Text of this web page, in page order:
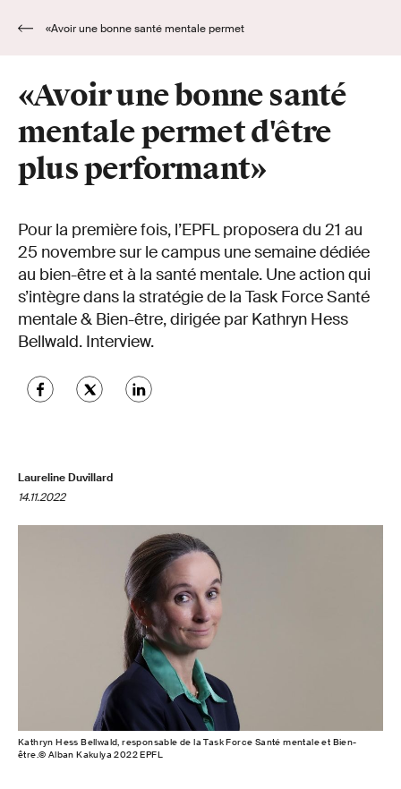
«Avoir une bonne santé
mentale permet d'être
plus performant»
Pour la première fois, l’EPFL proposera du 21 au
25 novembre sur le campus une semaine dédiée
au bien-être et à la santé mentale. Une action qui
s’intègre dans la stratégie de la Task Force Santé
mentale & Bien-être, dirigée par Kathryn Hess
Bellwald. Interview.
Laureline Duvillard
14.11.2022
Kathryn Hess Bellwald, responsable de la Task Force Santé mentale et Bien-
être.© Alban Kakulya 2022 EPFL